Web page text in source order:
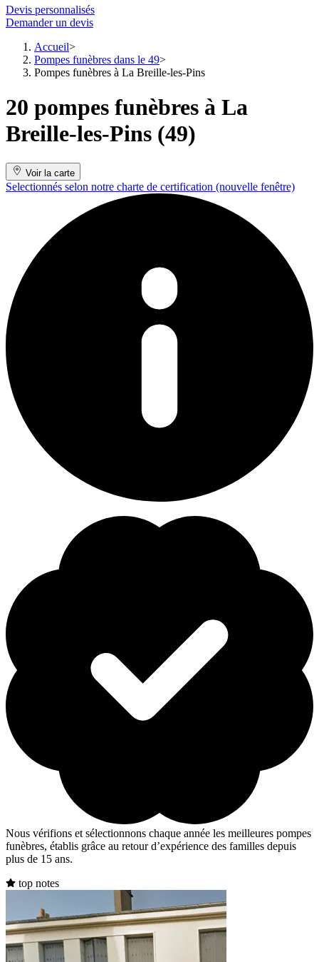
Devis personnalisés
Demander un devis
Accueil
Pompes funèbres dans le 49
Pompes funèbres à La Breille-les-Pins
20 pompes funèbres à La
Breille-les-Pins (49)
Voir la carte
Selectionnés selon notre charte de certification (nouvelle fenêtre)
Nous vérifions et sélectionnons chaque année les meilleures pompes
funèbres, établis grâce au retour d’expérience des familles depuis
plus de 15 ans.
top notes